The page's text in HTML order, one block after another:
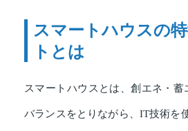
スマートハウスの
トとは
スマートハウスとは、創エネ・
バランスをとりながら、IT技術を